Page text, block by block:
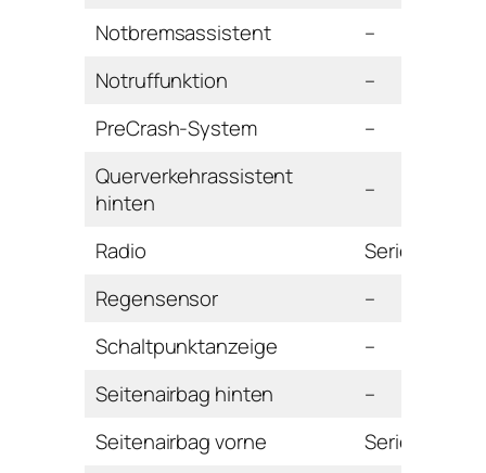
Notbremsassistent
–
Notruffunktion
–
PreCrash-System
–
Querverkehrassistent
hinten
–
Radio
Serie
Regensensor
–
Schaltpunktanzeige
–
Seitenairbag hinten
–
Seitenairbag vorne
Serie